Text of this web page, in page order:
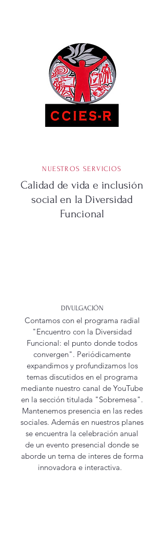
NUESTROS SERVICIOS
Calidad de vida e inclusión
social en la Diversidad
Funcional
DIVULGACIÓN
Contamos con el programa radial
"Encuentro con la Diversidad
Funcional: el punto donde todos
convergen". Periódicamente
expandimos y profundizamos los
temas discutidos en el programa
mediante nuestro canal de YouTube
en la sección titulada "Sobremesa".
Mantenemos presencia en las redes
sociales. Además en nuestros planes
se encuentra la celebración anual
de un evento presencial donde se
aborde un tema de interes de forma
innovadora e interactiva.